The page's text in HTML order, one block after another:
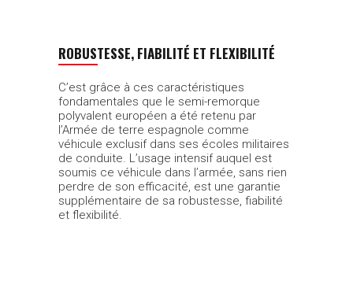
ROBUSTESSE, FIABILITÉ ET FLEXIBILITÉ
C’est grâce à ces caractéristiques
fondamentales que le semi-remorque
polyvalent européen a été retenu par
l’Armée de terre espagnole comme
véhicule exclusif dans ses écoles militaires
de conduite. L’usage intensif auquel est
soumis ce véhicule dans l’armée, sans rien
perdre de son efficacité, est une garantie
supplémentaire de sa robustesse, fiabilité
et flexibilité.